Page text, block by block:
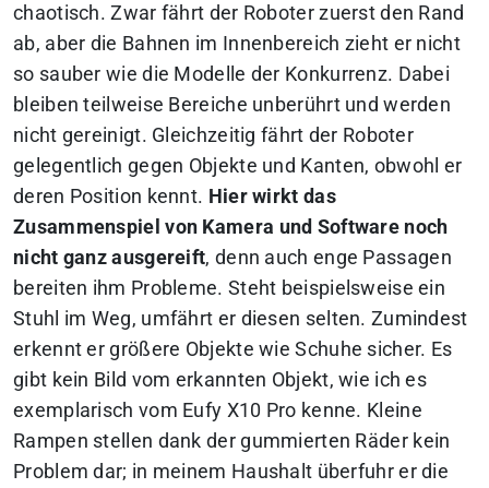
chaotisch. Zwar fährt der Roboter zuerst den Rand
ab, aber die Bahnen im Innenbereich zieht er nicht
so sauber wie die Modelle der Konkurrenz. Dabei
bleiben teilweise Bereiche unberührt und werden
nicht gereinigt. Gleichzeitig fährt der Roboter
gelegentlich gegen Objekte und Kanten, obwohl er
deren Position kennt. Hier wirkt das
Zusammenspiel von Kamera und Software noch
nicht ganz ausgereift, denn auch enge Passagen
bereiten ihm Probleme. Steht beispielsweise ein
Stuhl im Weg, umfährt er diesen selten. Zumindest
erkennt er größere Objekte wie Schuhe sicher. Es
gibt kein Bild vom erkannten Objekt, wie ich es
exemplarisch vom Eufy X10 Pro kenne. Kleine
Rampen stellen dank der gummierten Räder kein
Problem dar; in meinem Haushalt überfuhr er die